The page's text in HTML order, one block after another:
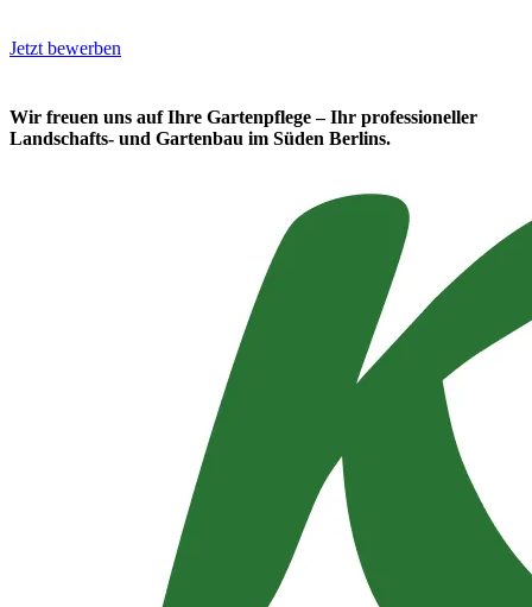
Jetzt bewerben
Wir freuen uns auf Ihre Gartenpflege – Ihr professioneller
Landschafts- und Gartenbau im Süden Berlins.